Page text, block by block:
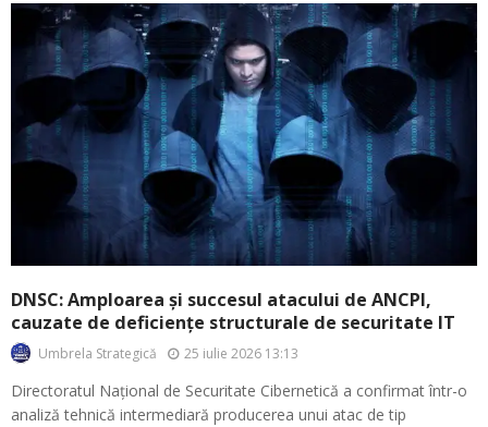
DNSC: Amploarea și succesul atacului de ANCPI,
cauzate de deficiențe structurale de securitate IT
Umbrela Strategică 25 iulie 2026 13:13
Directoratul Național de Securitate Cibernetică a confirmat într-o
analiză tehnică intermediară producerea unui atac de tip